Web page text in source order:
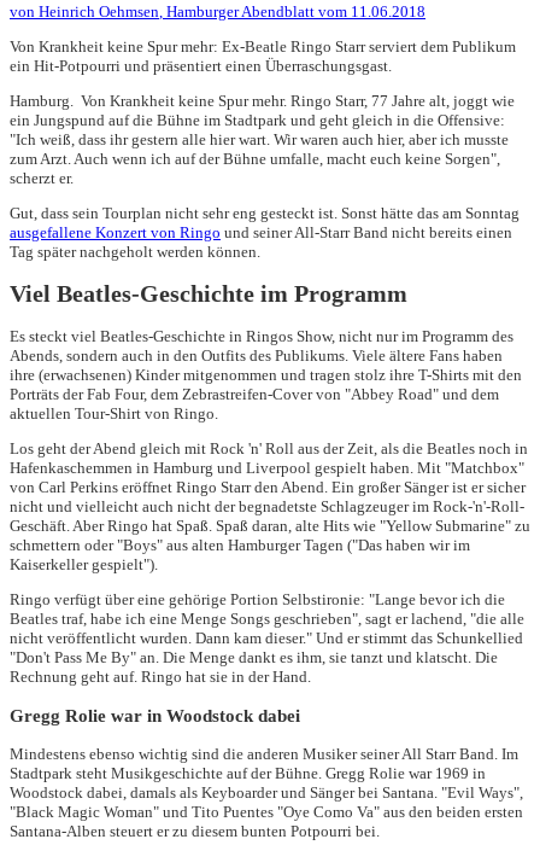
von Heinrich Oehmsen , Hamburger Abendblatt vom 11.06.2018
Von Krankheit keine Spur mehr: Ex-Beatle Ringo Starr serviert dem Publikum
ein Hit-Potpourri und präsentiert einen Überraschungsgast.
Hamburg.
Von Krankheit keine Spur mehr. Ringo Starr, 77 Jahre alt, joggt wie
ein Jungspund auf die Bühne im Stadtpark und geht gleich in die Offensive:
"Ich weiß, dass ihr gestern alle hier wart. Wir waren auch hier, aber ich musste
zum Arzt. Auch wenn ich auf der Bühne umfalle, macht euch keine Sorgen",
scherzt er.
Gut, dass sein Tourplan nicht sehr eng gesteckt ist. Sonst hätte das am Sonntag
ausgefallene Konzert von Ringo und seiner All-Starr Band nicht bereits einen
Tag später nachgeholt werden können.
Viel Beatles-Geschichte im Programm
Es steckt viel Beatles-Geschichte in Ringos Show, nicht nur im Programm des
Abends, sondern auch in den Outfits des Publikums. Viele ältere Fans haben
ihre (erwachsenen) Kinder mitgenommen und tragen stolz ihre T-Shirts mit den
Porträts der Fab Four, dem Zebrastreifen-Cover von "Abbey Road" und dem
aktuellen Tour-Shirt von Ringo.
Los geht der Abend gleich mit Rock 'n' Roll aus der Zeit, als die Beatles noch in
Hafenkaschemmen in Hamburg und Liverpool gespielt haben. Mit "Matchbox"
von Carl Perkins eröffnet Ringo Starr den Abend. Ein großer Sänger ist er sicher
nicht und vielleicht auch nicht der begnadetste Schlagzeuger im Rock-'n'-Roll-
Geschäft. Aber Ringo hat Spaß. Spaß daran, alte Hits wie "Yellow Submarine" zu
schmettern oder "Boys" aus alten Hamburger Tagen ("Das haben wir im
Kaiserkeller gespielt").
Ringo verfügt über eine gehörige Portion Selbstironie: "Lange bevor ich die
Beatles traf, habe ich eine Menge Songs geschrieben", sagt er lachend, "die alle
nicht veröffentlicht wurden. Dann kam dieser." Und er stimmt das Schunkellied
"Don't Pass Me By" an. Die Menge dankt es ihm, sie tanzt und klatscht. Die
Rechnung geht auf. Ringo hat sie in der Hand.
Gregg Rolie war in Woodstock dabei
Mindestens ebenso wichtig sind die anderen Musiker seiner All Starr Band. Im
Stadtpark steht Musikgeschichte auf der Bühne. Gregg Rolie war 1969 in
Woodstock dabei, damals als Keyboarder und Sänger bei Santana. "Evil Ways",
"Black Magic Woman" und Tito Puentes "Oye Como Va" aus den beiden ersten
Santana-Alben steuert er zu diesem bunten Potpourri bei.